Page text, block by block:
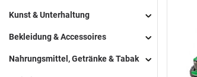
Kunst & Unterhaltung
Geschenkgutscheine
Bekleidung & Accessoires
Gürtel
Nahrungsmittel, Getränke & Tabak